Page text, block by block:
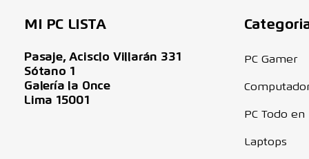
MI PC LISTA
Pasaje, Acisclo Villarán 331
Sótano 1
Galería la Once
Lima 15001
PC Gamer
PC Todo en
Laptops